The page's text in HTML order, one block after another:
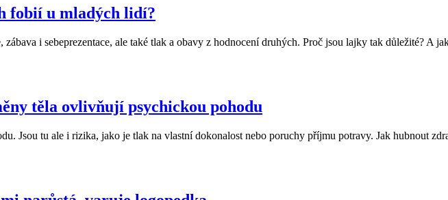
fobií u mladých lidí?
i sebeprezentace, ale také tlak a obavy z hodnocení druhých. Proč jsou lajky tak důležité? A
těla ovlivňují psychickou pohodu
Jsou tu ale i rizika, jako je tlak na vlastní dokonalost nebo poruchy příjmu potravy. Jak hubnout